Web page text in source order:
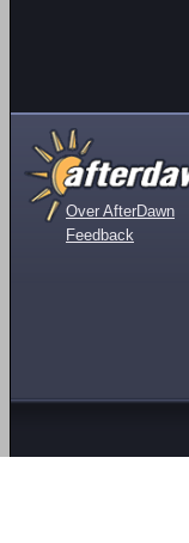
Over AfterDawn
Feedback